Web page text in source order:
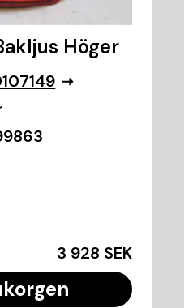
Höger
3 928 SEK